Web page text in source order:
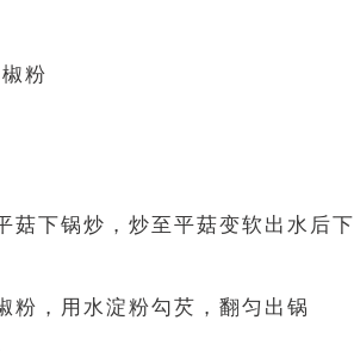
粉
菇下锅炒，炒至平菇变软出水后下
粉，用水淀粉勾芡，翻匀出锅